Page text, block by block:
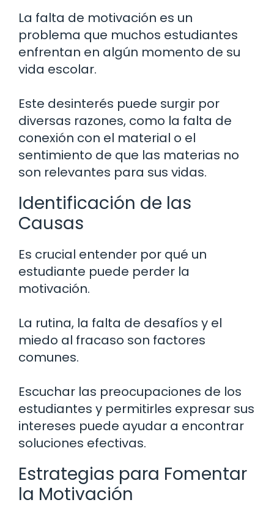
La falta de motivación es un
problema que muchos estudiantes
enfrentan en algún momento de su
vida escolar.
Este desinterés puede surgir por
diversas razones, como la falta de
conexión con el material o el
sentimiento de que las materias no
son relevantes para sus vidas.
Identificación de las
Causas
Es crucial entender por qué un
estudiante puede perder la
motivación.
La rutina, la falta de desafíos y el
miedo al fracaso son factores
comunes.
Escuchar las preocupaciones de los
estudiantes y permitirles expresar sus
intereses puede ayudar a encontrar
soluciones efectivas.
Estrategias para Fomentar
la Motivación